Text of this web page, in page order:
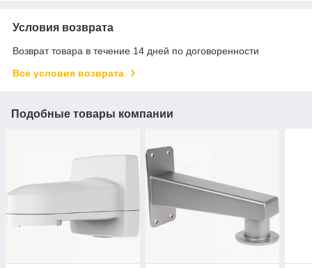
Условия возврата
Возврат товара в течение 14 дней по договоренности
Все условия возврата
Подобные товары компании